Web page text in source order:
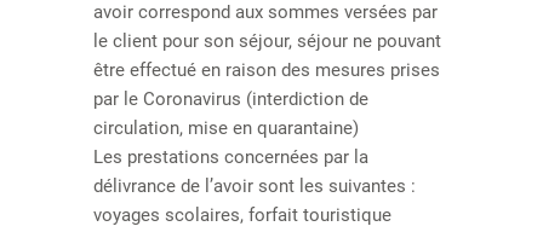
avoir correspond aux sommes versées par
le client pour son séjour, séjour ne pouvant
être effectué en raison des mesures prises
par le Coronavirus (interdiction de
circulation, mise en quarantaine)
Les prestations concernées par la
délivrance de l’avoir sont les suivantes :
voyages scolaires, forfait touristique